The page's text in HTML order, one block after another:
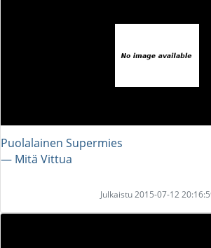
Puolalainen Supermies
― Mitä Vittua
Julkaistu 2015-07-12